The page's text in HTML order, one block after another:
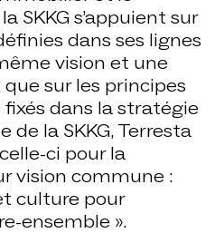
SKKG s’appuient sur
dans ses lignes
vision et une
sur les principes
dans la stratégie
de la SKKG, Terresta
ci pour la
vision commune :
culture pour
ensemble ».